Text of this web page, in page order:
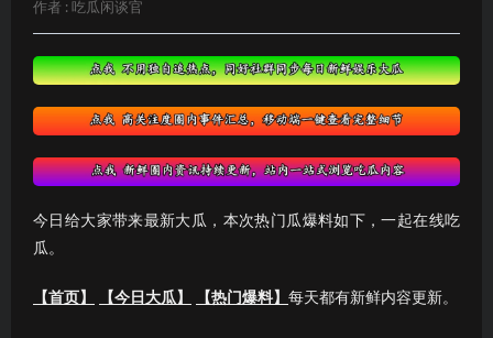
作者 : 吃瓜闲谈官
今日给大家带来最新大瓜，本次热门瓜爆料如下，一起在线吃
瓜。
【首页】 【今日大瓜】 【热门爆料】 每天都有新鲜内容更新。